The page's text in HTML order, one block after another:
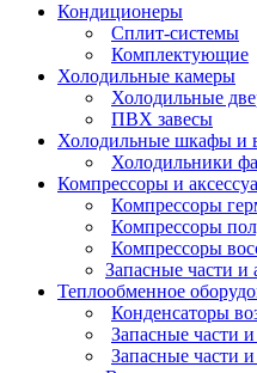
Кондиционеры
Сплит-системы
Комплектующие
Холодильные камеры
Холодильные
ПВХ завесы
Холодильные шкафы и
Холодильники
Компрессоры и
Компрессоры
Компрессоры
Компрессоры
Запасные части и
Теплообменное
Конденсаторы
Запасные части
Запасные части